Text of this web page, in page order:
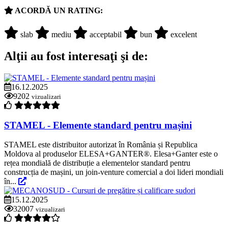
ACORDĂ UN RATING:
slab mediu acceptabil bun excelent
Alţii au fost interesaţi şi de:
16.12.2025
9202 vizualizari
STAMEL - Elemente standard pentru mașini
STAMEL este distribuitor autorizat în România și Republica
Moldova al produselor ELESA+GANTER®. Elesa+Ganter este o
rețea mondială de distribuție a elementelor standard pentru
construcția de mașini, un join-venture comercial a doi lideri mondiali
în...
15.12.2025
32007 vizualizari